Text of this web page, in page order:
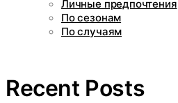
Личные предпочтения
По сезонам
По случаям
Recent Posts